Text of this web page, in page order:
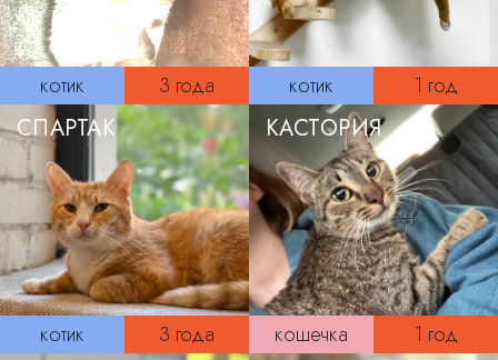
котик 3 года котик 1 год
котик 3 года
СПАРТАК
кошечка 1 год
КАСТОРИЯ